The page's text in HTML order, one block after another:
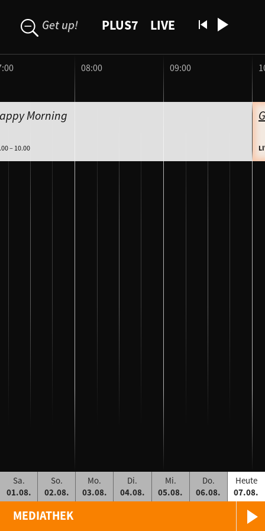
p
t
a
g
MEDIATHEK
Morning
– 10.00
08:00 09:00
Sa.
01.08.
So.
02.08.
Mo.
03.08.
Di.
04.08.
Mi.
05.08.
Do.
06.08.
Heute
07.08.
PLUS7 LIVE
Get up!